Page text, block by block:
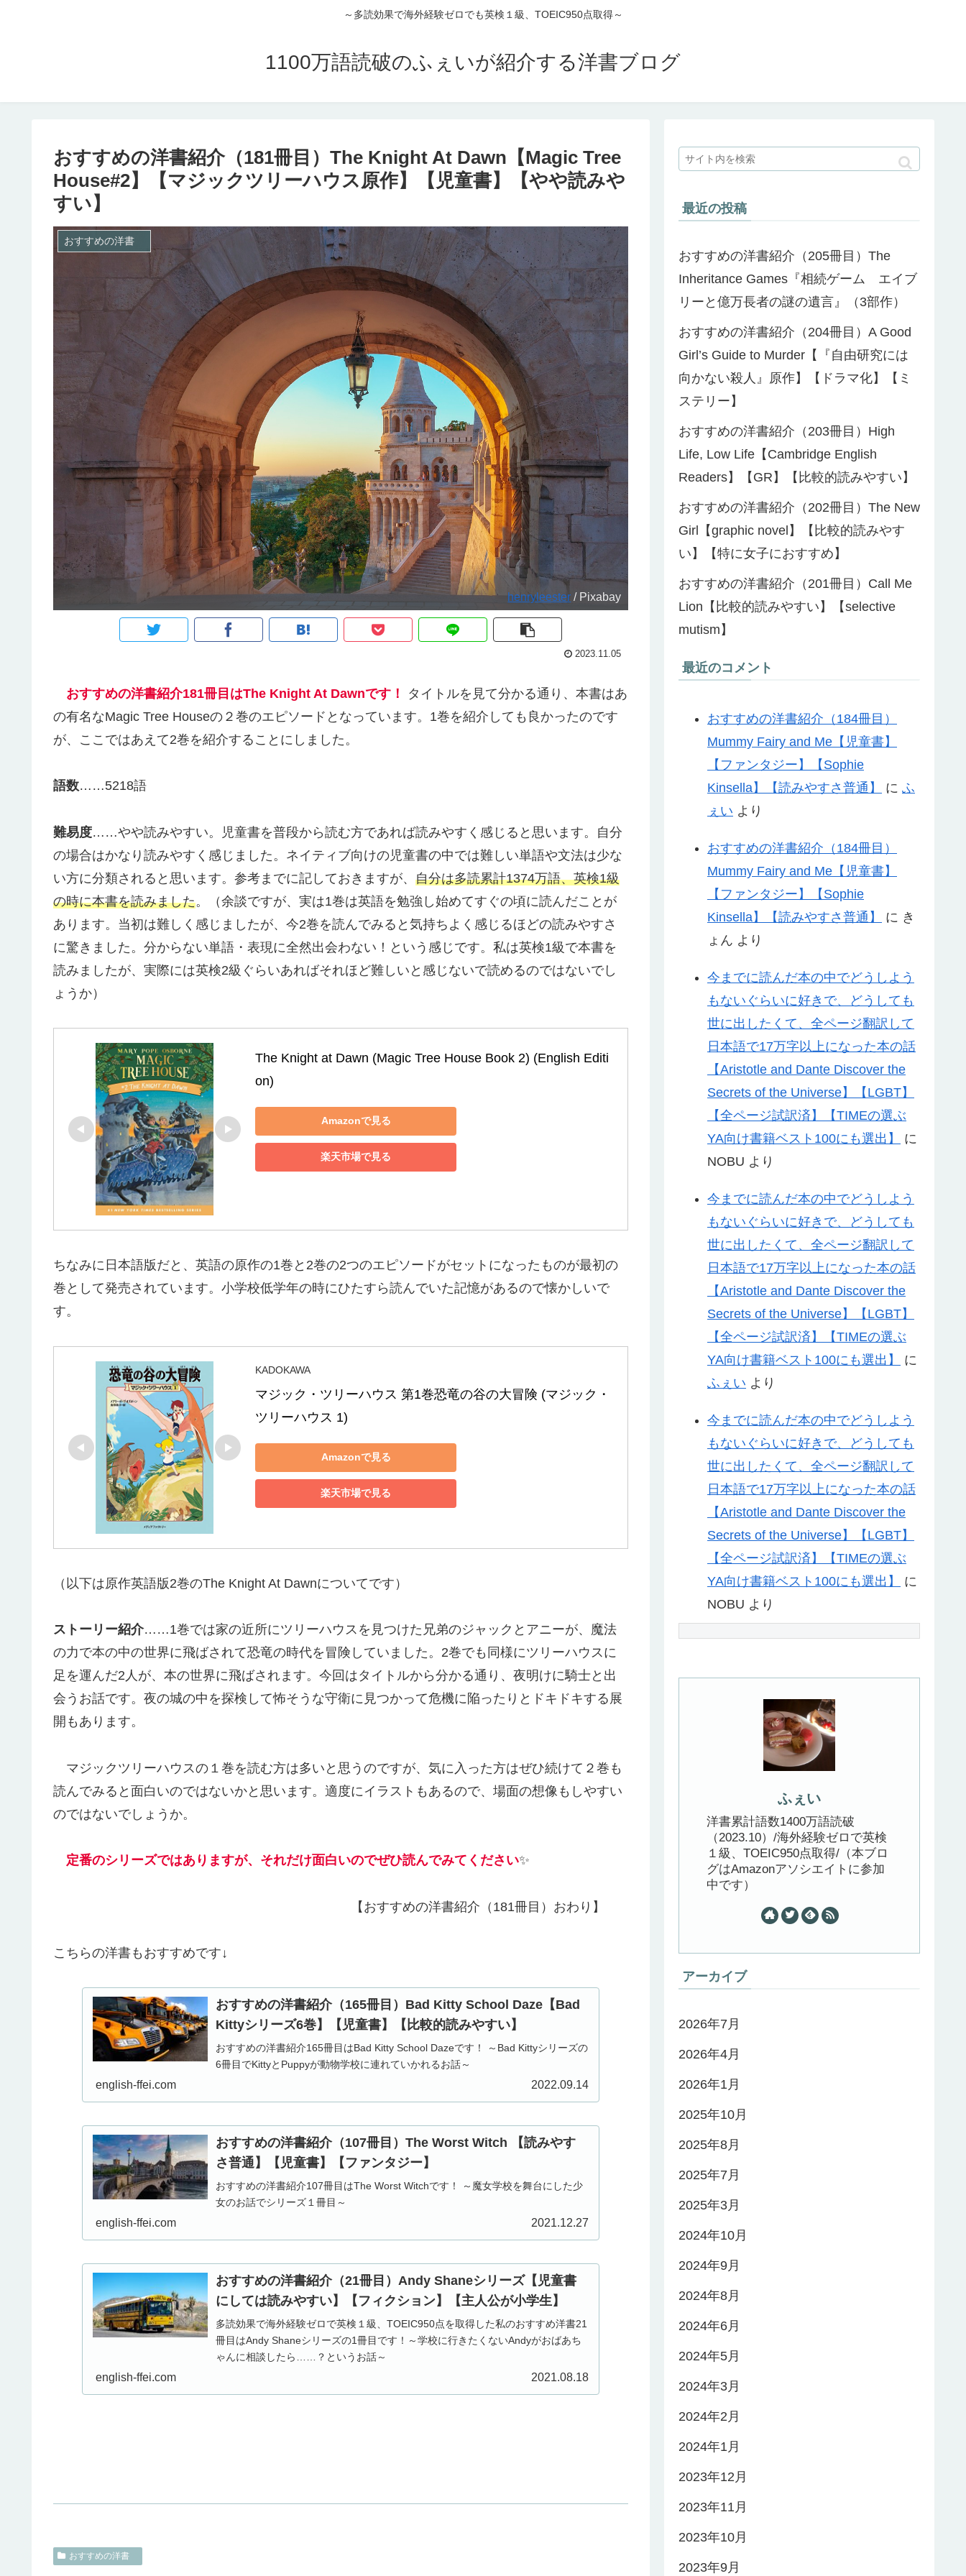
～多読効果で海外経験ゼロでも英検１級、TOEIC950点取得～
1100万語読破のふぇいが紹介する洋書ブログ
おすすめの洋書紹介（181冊目）The Knight At Dawn【Magic Tree
House#2】【マジックツリーハウス原作】【児童書】【やや読みや
すい】
おすすめの洋書
henryleester / Pixabay
2023.11.05
おすすめの洋書紹介181冊目はThe Knight At Dawnです！
タイトルを見て分かる通り、本書はあ
の有名なMagic Tree Houseの２巻のエピソードとなっています。1巻を紹介しても良かったのです
が、ここではあえて2巻を紹介することにしました。
語数……5218語
難易度……やや読みやすい。児童書を普段から読む方であれば読みやすく感じると思います。自分
の場合はかなり読みやすく感じました。ネイティブ向けの児童書の中では難しい単語や文法は少な
い方に分類されると思います。参考までに記しておきますが、 自分は多読累計1374万語、英検1級
の時に本書を読みました。（余談ですが、実は1巻は英語を勉強し始めてすぐの頃に読んだことが
あります。当初は難しく感じましたが、今2巻を読んでみると気持ちよく感じるほどの読みやすさ
に驚きました。分からない単語・表現に全然出会わない！という感じです。私は英検1級で本書を
読みましたが、実際には英検2級ぐらいあればそれほど難しいと感じないで読めるのではないでし
ょうか）
The Knight at Dawn (Magic Tree House Book 2) (English Editi
on)
Amazonで見る
楽天市場で見る
ちなみに日本語版だと、英語の原作の1巻と2巻の2つのエピソードがセットになったものが最初の
巻として発売されています。小学校低学年の時にひたすら読んでいた記憶があるので懐かしいで
す。
KADOKAWA
マジック・ツリーハウス 第1巻恐竜の谷の大冒険 (マジック・
ツリーハウス 1)
Amazonで見る
楽天市場で見る
（以下は原作英語版2巻のThe Knight At Dawnについてです）
ストーリー紹介……1巻では家の近所にツリーハウスを見つけた兄弟のジャックとアニーが、魔法
の力で本の中の世界に飛ばされて恐竜の時代を冒険していました。2巻でも同様にツリーハウスに
足を運んだ2人が、本の世界に飛ばされます。今回はタイトルから分かる通り、夜明けに騎士と出
会うお話です。夜の城の中を探検して怖そうな守衛に見つかって危機に陥ったりとドキドキする展
開もあります。
マジックツリーハウスの１巻を読む方は多いと思うのですが、気に入った方はぜひ続けて２巻も
読んでみると面白いのではないかと思います。適度にイラストもあるので、場面の想像もしやすい
のではないでしょうか。
定番のシリーズではありますが、それだけ面白いのでぜひ読んでみてください✨
【おすすめの洋書紹介（181冊目）おわり】
こちらの洋書もおすすめです↓
おすすめの洋書紹介（165冊目）Bad Kitty School Daze【Bad
Kittyシリーズ6巻】【児童書】【比較的読みやすい】
おすすめの洋書紹介165冊目はBad Kitty School Dazeです！ ～Bad Kittyシリーズの
6冊目でKittyとPuppyが動物学校に連れていかれるお話～
english-ffei.com 2022.09.14
おすすめの洋書紹介（107冊目）The Worst Witch 【読みやす
さ普通】【児童書】【ファンタジー】
おすすめの洋書紹介107冊目はThe Worst Witchです！ ～魔女学校を舞台にした少
女のお話でシリーズ１冊目～
english-ffei.com 2021.12.27
おすすめの洋書紹介（21冊目）Andy Shaneシリーズ【児童書
にしては読みやすい】【フィクション】【主人公が小学生】
多読効果で海外経験ゼロで英検１級、TOEIC950点を取得した私のおすすめ洋書21
冊目はAndy Shaneシリーズの1冊目です！～学校に行きたくないAndyがおばあち
ゃんに相談したら……？というお話～
english-ffei.com 2021.08.18
おすすめの洋書
最近の投稿
おすすめの洋書紹介（205冊目）The
Inheritance Games『相続ゲーム エイブ
リーと億万長者の謎の遺言』（3部作）
おすすめの洋書紹介（204冊目）A Good
Girl’s Guide to Murder【『自由研究には
向かない殺人』原作】【ドラマ化】【ミ
ステリー】
おすすめの洋書紹介（203冊目）High
Life, Low Life【Cambridge English
Readers】【GR】【比較的読みやすい】
おすすめの洋書紹介（202冊目）The New
Girl【graphic novel】【比較的読みやす
い】【特に女子におすすめ】
おすすめの洋書紹介（201冊目）Call Me
Lion【比較的読みやすい】【selective
mutism】
最近のコメント
おすすめの洋書紹介（184冊目）
Mummy Fairy and Me【児童書】
【ファンタジー】【Sophie
Kinsella】【読みやすさ普通】
に ふ
ぇい より
おすすめの洋書紹介（184冊目）
Mummy Fairy and Me【児童書】
【ファンタジー】【Sophie
Kinsella】【読みやすさ普通】
に き
ょん より
今までに読んだ本の中でどうしよう
もないぐらいに好きで、どうしても
世に出したくて、全ページ翻訳して
日本語で17万字以上になった本の話
【Aristotle and Dante Discover the
Secrets of the Universe】【LGBT】
【全ページ試訳済】【TIMEの選ぶ
YA向け書籍ベスト100にも選出】
に
NOBU より
今までに読んだ本の中でどうしよう
もないぐらいに好きで、どうしても
世に出したくて、全ページ翻訳して
日本語で17万字以上になった本の話
【Aristotle and Dante Discover the
Secrets of the Universe】【LGBT】
【全ページ試訳済】【TIMEの選ぶ
YA向け書籍ベスト100にも選出】
に
ふぇい より
今までに読んだ本の中でどうしよう
もないぐらいに好きで、どうしても
世に出したくて、全ページ翻訳して
日本語で17万字以上になった本の話
【Aristotle and Dante Discover the
Secrets of the Universe】【LGBT】
【全ページ試訳済】【TIMEの選ぶ
YA向け書籍ベスト100にも選出】
に
NOBU より
ふぇい
洋書累計語数1400万語読破
（2023.10）/海外経験ゼロで英検
１級、TOEIC950点取得/（本ブロ
グはAmazonアソシエイトに参加
中です）
アーカイブ
2026年7月
2026年4月
2026年1月
2025年10月
2025年8月
2025年7月
2025年3月
2024年10月
2024年9月
2024年8月
2024年6月
2024年5月
2024年3月
2024年2月
2024年1月
2023年12月
2023年11月
2023年10月
2023年9月